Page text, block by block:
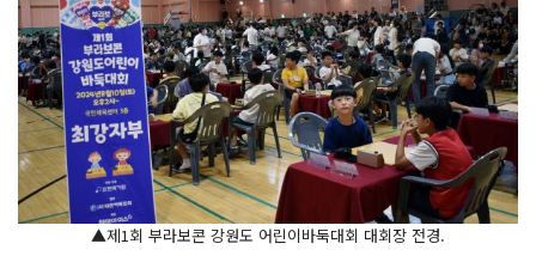
▲제1회 부라보콘 강원도 어린이바둑대회 대회장 전경.